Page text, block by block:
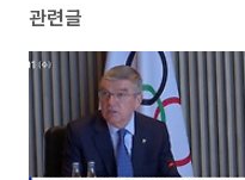
관련글